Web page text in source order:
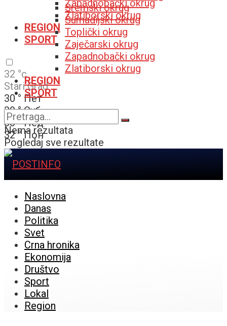
Zapadnobački okrug
Zlatiborski okrug
REGION
SPORT
32 °c
Stari Grad
30 ° Пет
30 ° Суб
30 ° Нед
32 ° Пон
Sremski okrug
Šumadijski okrug
Toplički okrug
Zaječarski okrug
Zapadnobački okrug
Zlatiborski okrug
REGION
SPORT
Nema rezultata
Pogledaj sve rezultate
Naslovna
Danas
Politika
Svet
Crna hronika
Ekonomija
Društvo
Sport
Lokal
Region